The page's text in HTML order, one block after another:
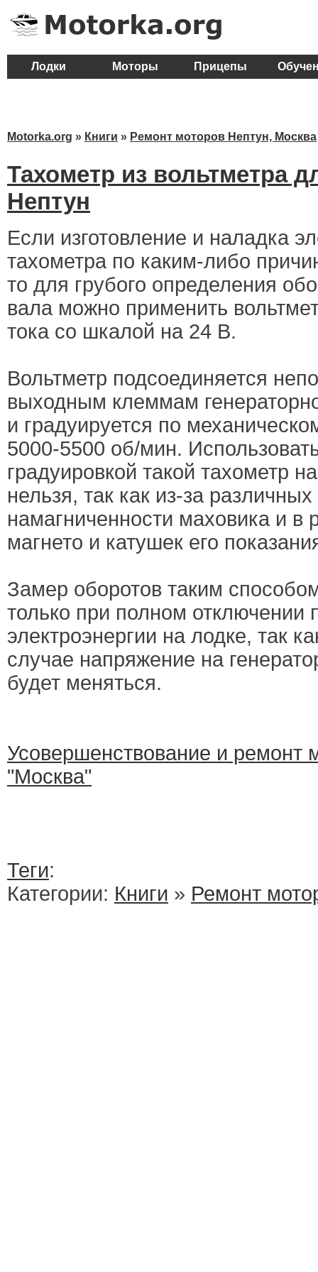
Лодки Моторы Прицепы
Motorka.org » Книги » Ремонт моторов Нептун, Москва
Тахометр из вольтметра
Нептун
Если изготовление и наладка
тахометра по каким-либо
то для грубого определения
вала можно применить
тока со шкалой на 24 В.
Вольтметр подсоединяется
выходным клеммам
и градуируется по
5000-5500 об/мин.
градуировкой такой тахометр
нельзя, так как из-за
намагниченности маховика и в
магнето и катушек его
Замер оборотов таким
только при полном отключении
электроэнергии на лодке, так
случае напряжение на
будет меняться.
Усовершенствование и ремонт
"Москва"
Теги:
Категории: Книги » Ремонт